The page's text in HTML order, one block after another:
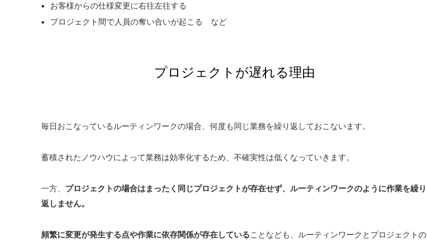
お客様からの仕様変更に右往左往する
プロジェクト間で人員の奪い合いが起こる など
プロジェクトが遅れる理由
毎日おこなっているルーティンワークの場合、何度も同じ業務を繰り返しておこないます。
蓄積されたノウハウによって業務は効率化するため、不確実性は低くなっていきます。
一方、 プロジェクトの場合はまったく同じプロジェクトが存在せず、ルーティンワークのように作業を繰り
返しません。
頻繁に変更が発生する点や作業に依存関係が存在していることなども、ルーティンワークとプロジェクトの